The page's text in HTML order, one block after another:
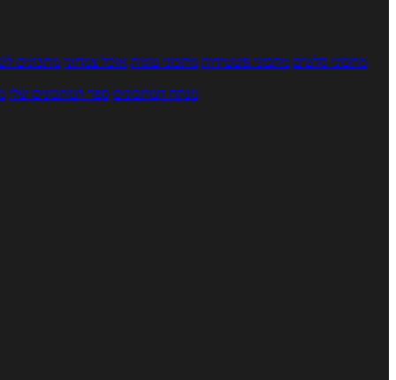
מתכוני סלטים מתכוני פשטידות מתכוני עוגות אוכל צמחוני מתכונים
מנתח המתכונים ספר המתכונים שלי